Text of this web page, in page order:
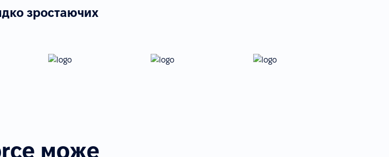
зростаючих
може